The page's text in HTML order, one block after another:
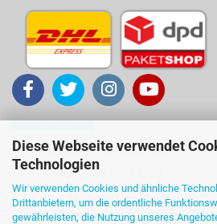
Diese Webseite verwendet
Technologien
Wir verwenden Cookies und ähnliche
Drittanbietern, um die ordentliche
gewährleisten, die Nutzung unseres
Kontakt ... Sie sind dran!
Telefon 036702-21485
Ihre Meinung und Ideen